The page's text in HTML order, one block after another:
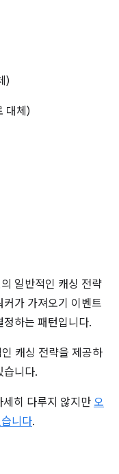
)
대체)
일반적인 캐싱 전략
가 가져오기 이벤트
하는 패턴입니다.
캐싱 전략을 제공하
습니다.
히 다루지 않지만 오
니다.